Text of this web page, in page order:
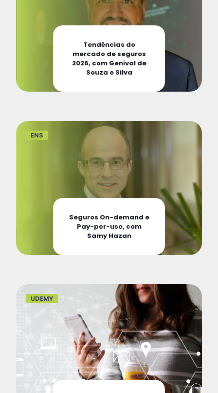
Tendências do
mercado de seguros
2026, com Genival de
Souza e Silva
ENS
Seguros On-demand e
Pay-per-use, com
Samy Hazan
UDEMY